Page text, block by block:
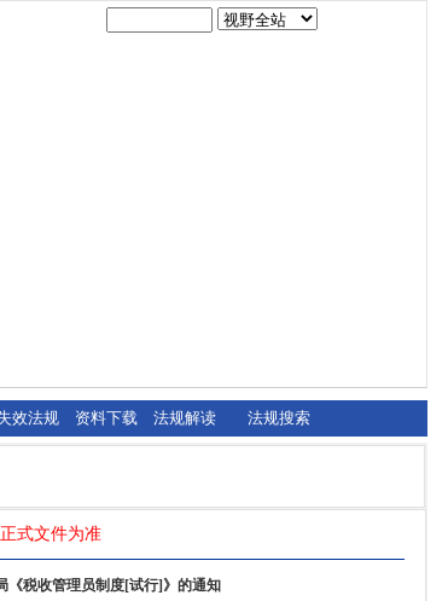
效法规 资料下载 法规解读 法规搜索
式文件为准
《税收管理员制度[试行]》的通知